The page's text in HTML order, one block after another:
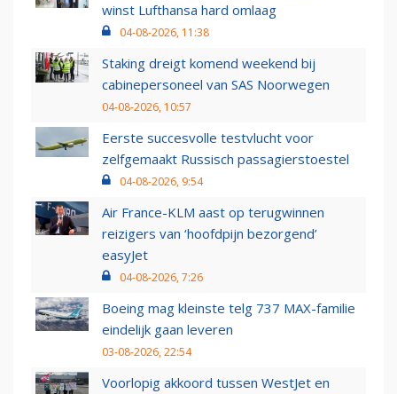
winst Lufthansa hard omlaag
04-08-2026, 11:38
Staking dreigt komend weekend bij
cabinepersoneel van SAS Noorwegen
04-08-2026, 10:57
Eerste succesvolle testvlucht voor
zelfgemaakt Russisch passagierstoestel
04-08-2026, 9:54
Air France-KLM aast op terugwinnen
reizigers van ‘hoofdpijn bezorgend’
easyJet
04-08-2026, 7:26
Boeing mag kleinste telg 737 MAX-familie
eindelijk gaan leveren
03-08-2026, 22:54
Voorlopig akkoord tussen WestJet en